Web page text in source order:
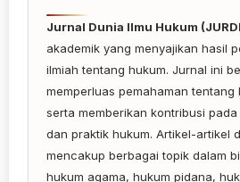
Jurnal Dunia Ilmu Hukum
akademik yang menyajikan hasil
ilmiah tentang hukum. Jurnal ini
memperluas pemahaman tentang
serta memberikan kontribusi
dan praktik hukum. Artikel-artikel
mencakup berbagai topik dalam
hukum agama, hukum pidana,